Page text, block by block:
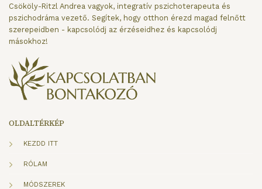
Csököly-Ritzl Andrea vagyok, integratív pszichoterapeuta és
pszichodráma vezető. Segítek, hogy otthon érezd magad felnőtt
szerepeidben - kapcsolódj az érzéseidhez és kapcsolódj
másokhoz!
OLDALTÉRKÉP
KEZDD ITT
RÓLAM
MÓDSZEREK